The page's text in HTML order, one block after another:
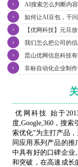
AI搜索怎么判断内
›
如何让AI豆包，千
›
【优网科技】元旦
›
我们怎么把公司的
›
昆山优网信息科技
›
非标自动化企业制
›
优网科技 始于
度,Google,360，搜
索优化”为主打产品
同应用系列产品的
中具有好的口碑企业
和突破，在高速成长